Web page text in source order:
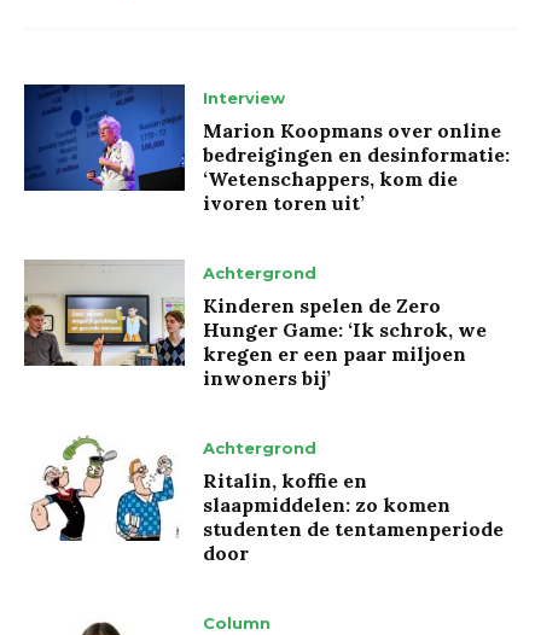
Interview
Marion Koopmans over online
bedreigingen en desinformatie:
‘Wetenschappers, kom die
ivoren toren uit’
Achtergrond
Kinderen spelen de Zero
Hunger Game: ‘Ik schrok, we
kregen er een paar miljoen
inwoners bij’
Achtergrond
Ritalin, koffie en
slaapmiddelen: zo komen
studenten de tentamenperiode
door
Column